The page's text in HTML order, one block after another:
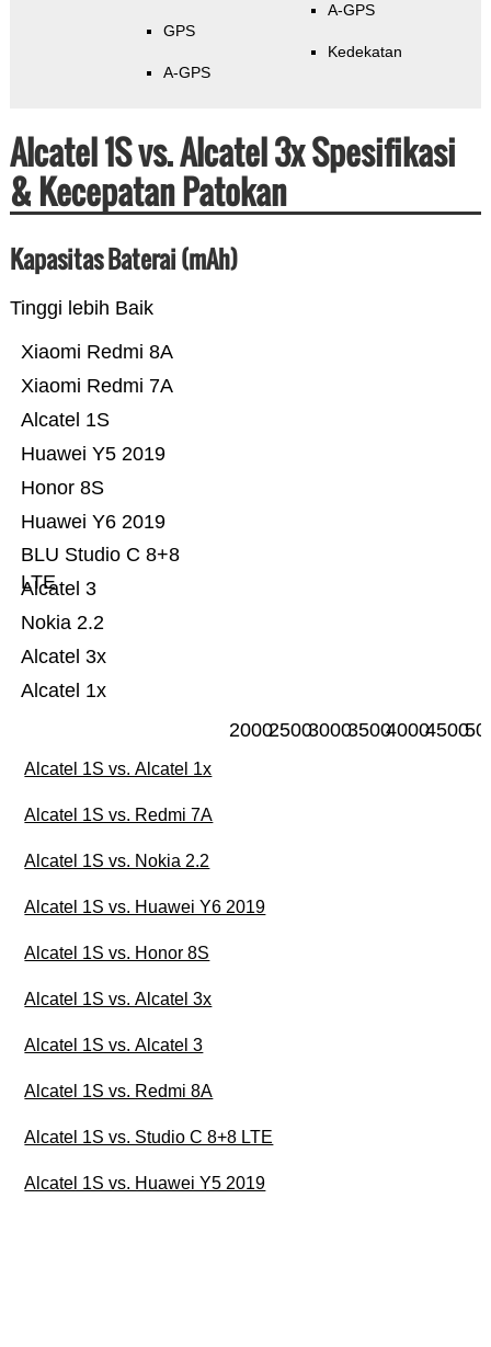
GPS
A-GPS
A-GPS
Kedekatan
Alcatel 1S vs. Alcatel 3x Spesifikasi
& Kecepatan Patokan
Kapasitas Baterai (mAh)
Tinggi lebih Baik
Alcatel 1x
Alcatel 3x
Nokia 2.2
Alcatel 3
BLU Studio C 8+8
LTE
Huawei Y6 2019
Honor 8S
Huawei Y5 2019
Alcatel 1S
Xiaomi Redmi 7A
Xiaomi Redmi 8A
200025003000350040004500
Alcatel 1S vs. Alcatel 1x
Alcatel 1S vs. Redmi 7A
Alcatel 1S vs. Nokia 2.2
Alcatel 1S vs. Huawei Y6 2019
Alcatel 1S vs. Honor 8S
Alcatel 1S vs. Alcatel 3x
Alcatel 1S vs. Alcatel 3
Alcatel 1S vs. Redmi 8A
Alcatel 1S vs. Studio C 8+8 LTE
Alcatel 1S vs. Huawei Y5 2019